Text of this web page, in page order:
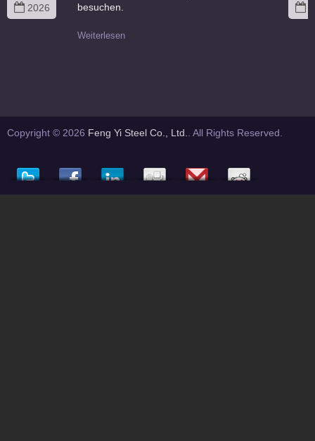
2026
besuchen.
Weiterlesen
Copyright © 2026 Feng Yi Steel Co., Ltd. . All Rights Reserved.